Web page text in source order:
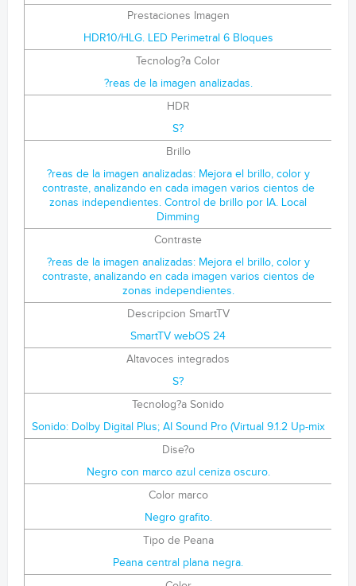
Prestaciones Imagen
HDR10/HLG. LED Perimetral 6 Bloques
Tecnolog?a Color
?reas de la imagen analizadas.
HDR
S?
Brillo
?reas de la imagen analizadas: Mejora el brillo, color y
contraste, analizando en cada imagen varios cientos de
zonas independientes. Control de brillo por IA. Local
Dimming
Contraste
?reas de la imagen analizadas: Mejora el brillo, color y
contraste, analizando en cada imagen varios cientos de
zonas independientes.
Descripcion SmartTV
SmartTV webOS 24
Altavoces integrados
S?
Tecnolog?a Sonido
Sonido: Dolby Digital Plus; AI Sound Pro (Virtual 9.1.2 Up-mix
Dise?o
Negro con marco azul ceniza oscuro.
Color marco
Negro grafito.
Tipo de Peana
Peana central plana negra.